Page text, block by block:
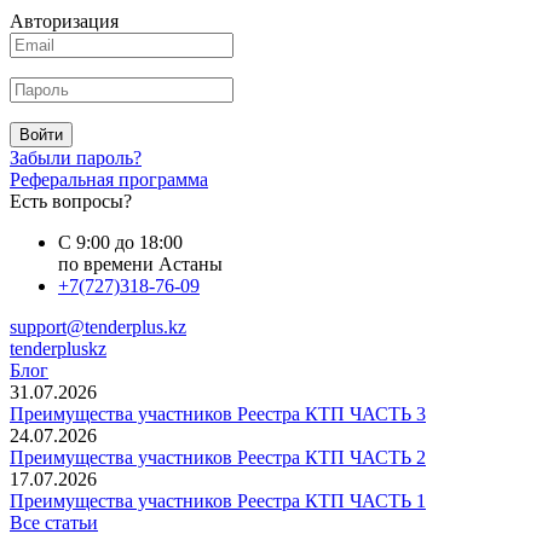
Авторизация
Войти
Забыли пароль?
Реферальная программа
Есть вопросы?
С 9:00 до 18:00
по времени Астаны
+7(727)318-76-09
support@tenderplus.kz
tenderpluskz
Блог
31.07.2026
Преимущества участников Реестра КТП ЧАСТЬ 3
24.07.2026
Преимущества участников Реестра КТП ЧАСТЬ 2
17.07.2026
Преимущества участников Реестра КТП ЧАСТЬ 1
Все статьи